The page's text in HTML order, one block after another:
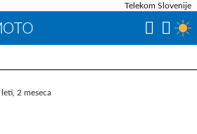
Telekom Slovenije
leti, 2 meseca